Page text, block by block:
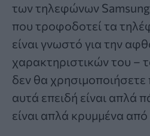
των τηλεφώνων
που τροφοδοτεί τα
είναι γνωστό για την
χαρακτηριστικών του –
δεν θα
αυτά επειδή είναι απλά
είναι απλά κρυμμένα από